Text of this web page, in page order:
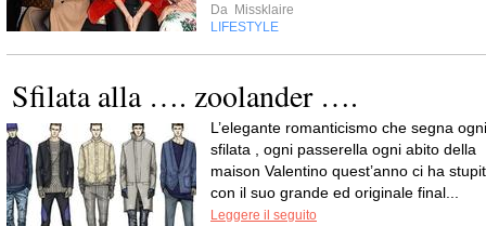
Da Missklaire
LIFESTYLE
Sfilata alla …. zoolander ….
L’elegante romanticismo che segna ogni
sfilata , ogni passerella ogni abito della
maison Valentino quest’anno ci ha
con il suo grande ed originale final...
Leggere il seguito